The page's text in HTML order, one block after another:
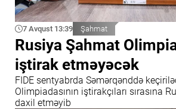
7 Avqust 13:39 Şahmat
Rusiya Şahmat
iştirak etməyəcək
FIDE sentyabrda Səmərqənddə
Olimpiadasının iştirakçıları sırasına
daxil etməyib